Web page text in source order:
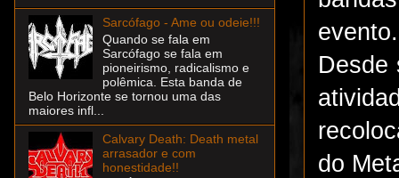
evento.
Desde
do
Sarcófago - Ame ou odeie!!!
Quando se fala em
Sarcófago se fala em
pioneirismo, radicalismo e
polêmica. Esta banda de
Belo Horizonte se tornou uma das
maiores infl...
Calvary Death: Death metal
arrasador e com
honestidade!!